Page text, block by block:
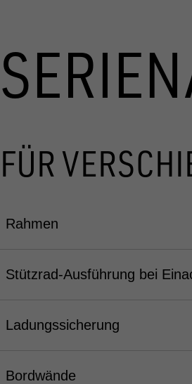
FÜR
Rahmen
Stützrad-Ausführung bei
Ladungssicherung
Bordwände